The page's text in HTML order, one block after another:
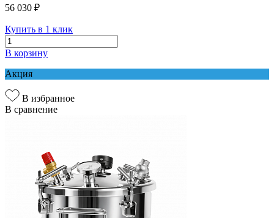
56 030 ₽
Купить в 1 клик
В корзину
Акция
В избранное
В сравнение